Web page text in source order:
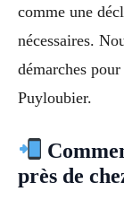
comme une
nécessaires.
démarches
Puyloubier.
près de